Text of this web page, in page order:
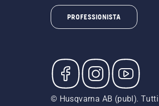
PROFESSIONISTA
© Husqvarna AB (publ).